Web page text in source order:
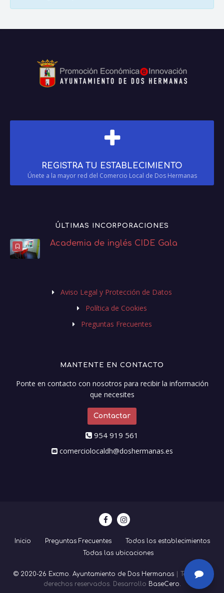
REGISTRA TU ESTABLECIMIENTO
Únete a la mayor red del Comercio Local de Dos Hermanas
ÚLTIMAS INCORPORACIONES
Academia de inglés CIDE Gala
Aviso Legal y Protección de Datos
Política de Cookies
Preguntas Frecuentes
MANTENTE EN CONTACTO
Ponte en contacto con nosotros para recibir la información
que necesites
Contactar
954 919 561
comerciolocaldh@doshermanas.es
Inicio Preguntas Frecuentes
Todos los establecimientos
Todas las ubicaciones
© 2020-26 Excmo. Ayuntamiento de Dos Hermanas| Todos los
derechos reservados. Desarrollo BaseCero.